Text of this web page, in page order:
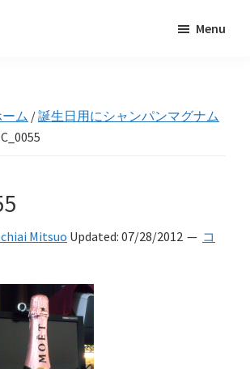
Menu
ム /誕生日用にシャンパンマグナム
Mitsuo Updated: 07/28/2012
コ